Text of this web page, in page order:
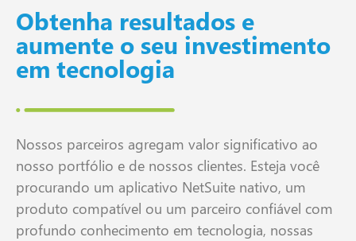
Obtenha resultados e
aumente o seu investimento
em tecnologia
Nossos parceiros agregam valor significativo ao
nosso portfólio e de nossos clientes. Esteja você
procurando um aplicativo NetSuite nativo, um
produto compatível ou um parceiro confiável com
profundo conhecimento em tecnologia, nossas